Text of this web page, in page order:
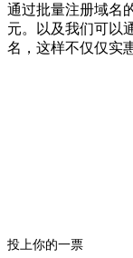
通过批量注册域名
元。以及我们可以
名，这样不仅仅实
投上你的一票